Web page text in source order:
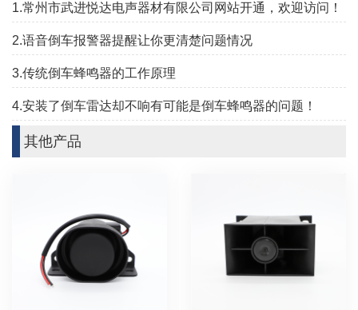
1.常州市武进悦达电声器材有限公司网站开通，欢迎访问！
2.语音倒车报警器提醒让你更清楚问题情况
3.传统倒车蜂鸣器的工作原理
4.安装了倒车雷达却不响有可能是倒车蜂鸣器的问题！
其他产品